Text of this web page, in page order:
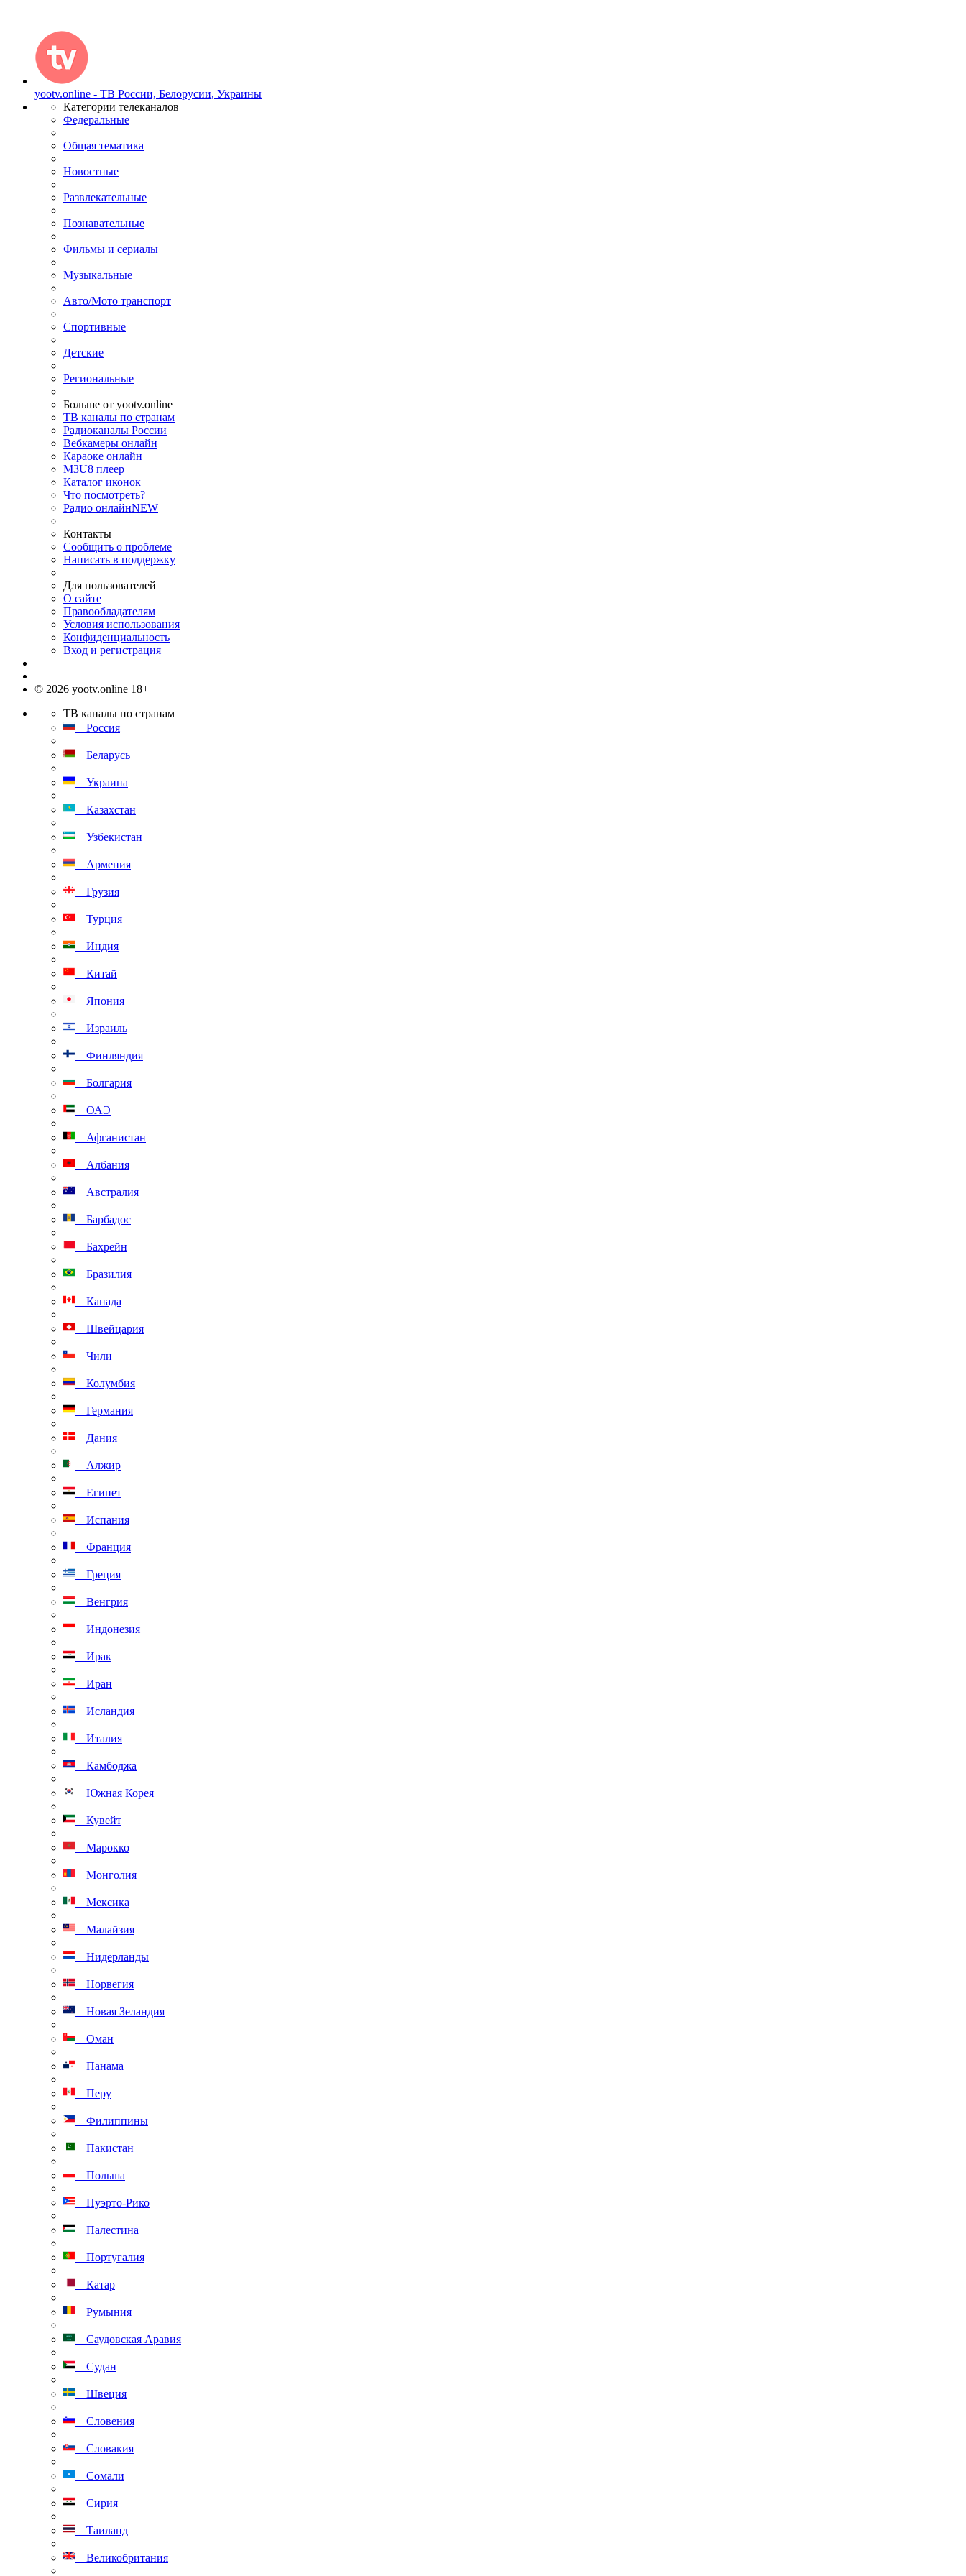
yootv.online - ТВ России, Белорусии, Украины
Категории телеканалов
Федеральные
Общая тематика
Новостные
Развлекательные
Познавательные
Фильмы и сериалы
Музыкальные
Авто/Мото транспорт
Спортивные
Детские
Региональные
Больше от yootv.online
ТВ каналы по странам
Радиоканалы России
Вебкамеры онлайн
Караоке онлайн
M3U8 плеер
Каталог иконок
Что посмотреть?
Радио онлайнNEW
Контакты
Сообщить о проблеме
Написать в поддержку
Для пользователей
О сайте
Правообладателям
Условия использования
Конфиденциальность
Вход и регистрация
© 2026 yootv.online 18+
ТВ каналы по странам
Россия
Беларусь
Украина
Казахстан
Узбекистан
Армения
Грузия
Турция
Индия
Китай
Япония
Израиль
Финляндия
Болгария
ОАЭ
Афганистан
Албания
Австралия
Барбадос
Бахрейн
Бразилия
Канада
Швейцария
Чили
Колумбия
Германия
Дания
Алжир
Египет
Испания
Франция
Греция
Венгрия
Индонезия
Ирак
Иран
Исландия
Италия
Камбоджа
Южная Корея
Кувейт
Марокко
Монголия
Мексика
Малайзия
Нидерланды
Норвегия
Новая Зеландия
Оман
Панама
Перу
Филиппины
Пакистан
Польша
Пуэрто-Рико
Палестина
Португалия
Катар
Румыния
Саудовская Аравия
Судан
Швеция
Словения
Словакия
Сомали
Сирия
Таиланд
Великобритания